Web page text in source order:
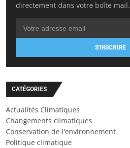
directement dans votre boîte mail.
S'INSCRIRE
CATÉGORIES
Actualités Climatiques
Changements climatiques
Conservation de l'environnement
Politique climatique